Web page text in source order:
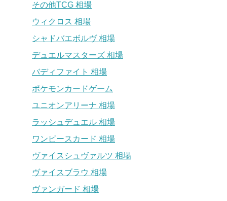
その他TCG 相場
ウィクロス 相場
シャドバエボルヴ 相場
デュエルマスターズ 相場
バディファイト 相場
ポケモンカードゲーム
ユニオンアリーナ 相場
ラッシュデュエル 相場
ワンピースカード 相場
ヴァイスシュヴァルツ 相場
ヴァイスブラウ 相場
ヴァンガード 相場